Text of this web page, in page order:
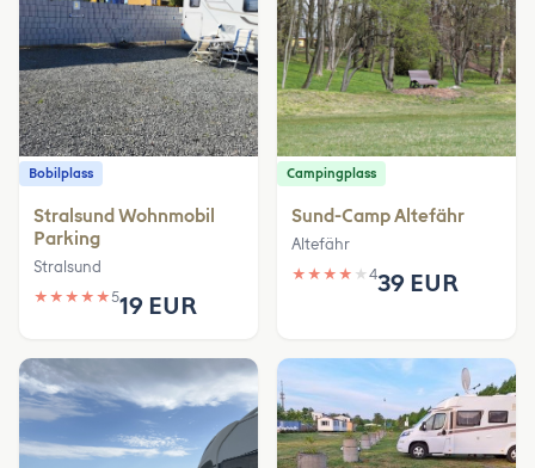
Bobilplass
Stralsund Wohnmobil
Parking
Stralsund
★ ★ ★ ★ ★519 EUR
Campingplass
Sund-Camp Altefähr
Altefähr
★ ★ ★ ★ ★ 439 EUR